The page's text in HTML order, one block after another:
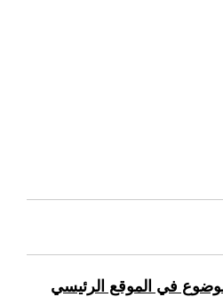
في الموقع الرئيسي